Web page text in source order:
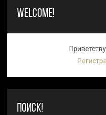
WELCOME!
ПОИСК!